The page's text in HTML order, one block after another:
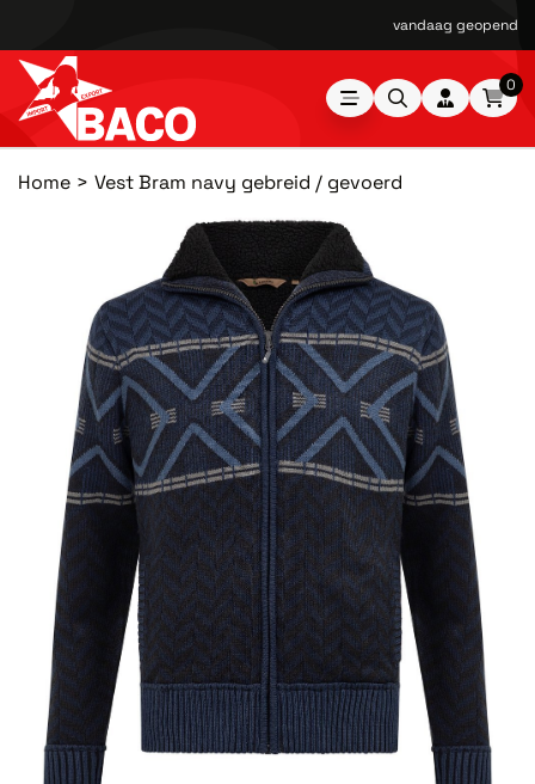
vandaag geopend
0
Home Vest Bram navy gebreid / gevoerd